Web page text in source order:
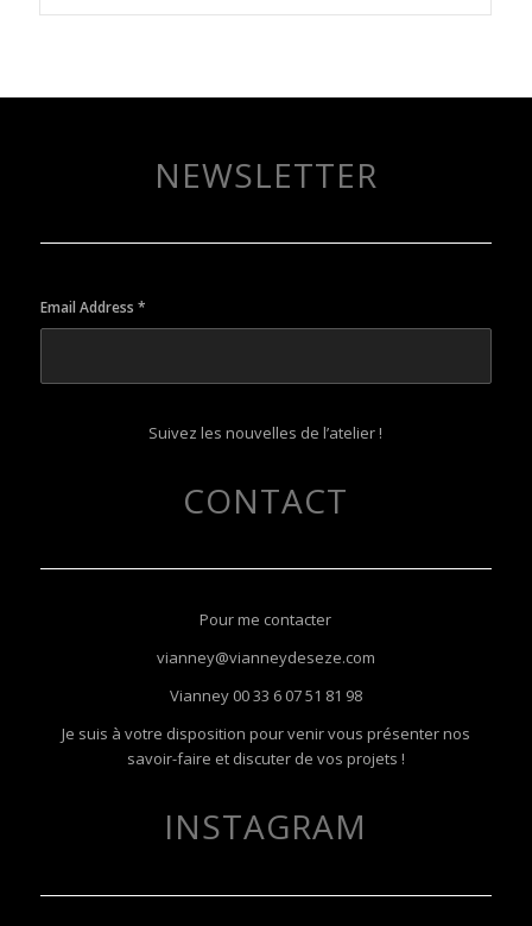
NEWSLETTER
Email Address *
Suivez les nouvelles de l’atelier !
CONTACT
Pour me contacter
vianney@vianneydeseze.com
Vianney 00 33 6 07 51 81 98
Je suis à votre disposition pour venir vous présenter nos
savoir-faire et discuter de vos projets !
INSTAGRAM